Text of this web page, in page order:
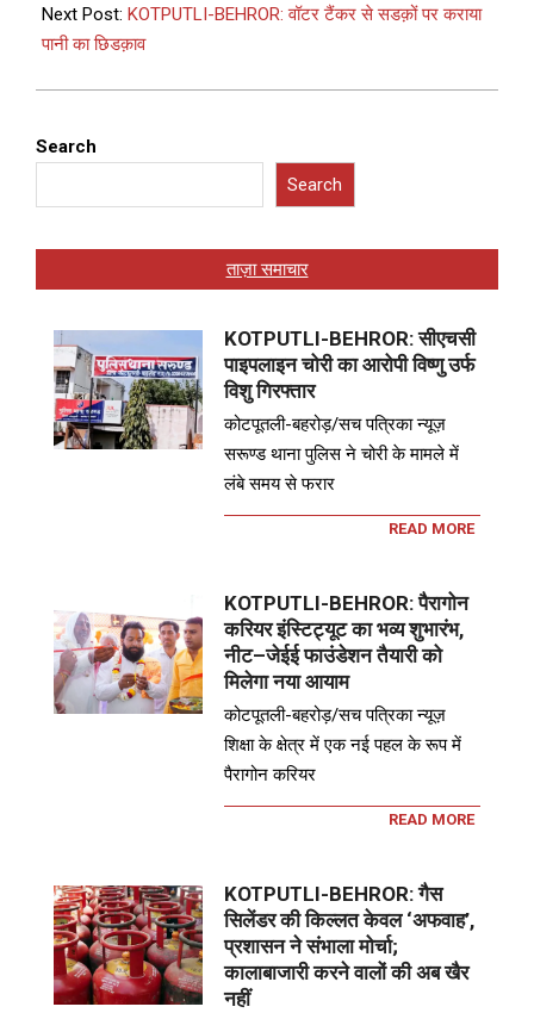
Next Post: KOTPUTLI-BEHROR: वॉटर टैंकर से सडक़ों पर कराया
पानी का छिडक़ाव
Search
Search
ताज़ा समाचार
KOTPUTLI-BEHROR: सीएचसी
पाइपलाइन चोरी का आरोपी विष्णु उर्फ
विशु गिरफ्तार
कोटपूतली-बहरोड़/सच पत्रिका न्यूज़
सरूण्ड थाना पुलिस ने चोरी के मामले में
लंबे समय से फरार
READ MORE
KOTPUTLI-BEHROR: पैरागोन
करियर इंस्टिट्यूट का भव्य शुभारंभ,
नीट–जेईई फाउंडेशन तैयारी को
मिलेगा नया आयाम
कोटपूतली-बहरोड़/सच पत्रिका न्यूज़
शिक्षा के क्षेत्र में एक नई पहल के रूप में
पैरागोन करियर
READ MORE
KOTPUTLI-BEHROR: गैस
सिलेंडर की किल्लत केवल ‘अफवाह’,
प्रशासन ने संभाला मोर्चा;
कालाबाजारी करने वालों की अब खैर
नहीं